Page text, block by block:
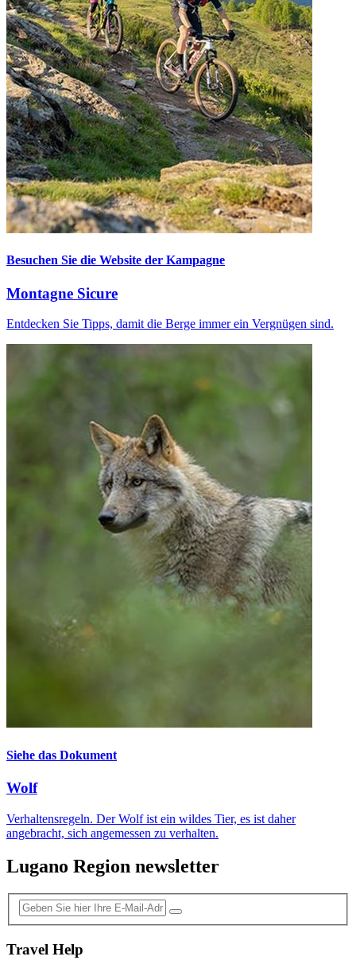
Besuchen Sie die Website der Kampagne
Montagne Sicure
Entdecken Sie Tipps, damit die Berge immer ein Vergnügen sind.
Siehe das Dokument
Wolf
Verhaltensregeln. Der Wolf ist ein wildes Tier, es ist daher
angebracht, sich angemessen zu verhalten.
Lugano Region newsletter
Travel Help